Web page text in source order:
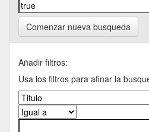
Comenzar nueva busqueda
Añadir filtros:
Usa los filtros para afinar la